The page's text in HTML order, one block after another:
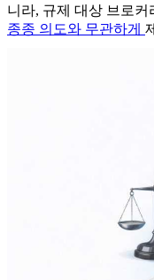
니라, 규제 대상 브로
종종 의도와 무관하게